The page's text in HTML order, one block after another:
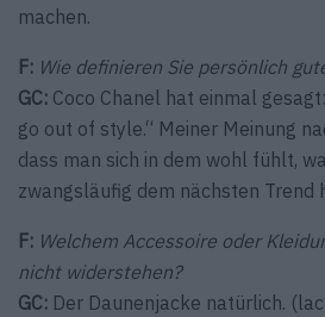
machen.
F: Wie definieren Sie persönlich
GC: Coco Chanel hat einmal
go out of style.“ Meiner Meinung
dass man sich in dem wohl fühlt,
zwangs­läufig dem nächsten Trend
F: Welchem Accessoire oder
nicht widerstehen?
GC: Der Daunenjacke natürlich.